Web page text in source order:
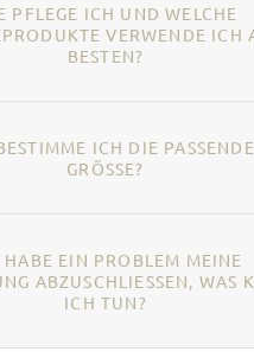
PFLEGE ICH UND WELCHE
VERWENDE ICH
BESTEN?
ICH DIE PASSENDE
GRÖSSE?
HABE EIN PROBLEM MEINE
ABZUSCHLIESSEN, WAS
CH TUN?